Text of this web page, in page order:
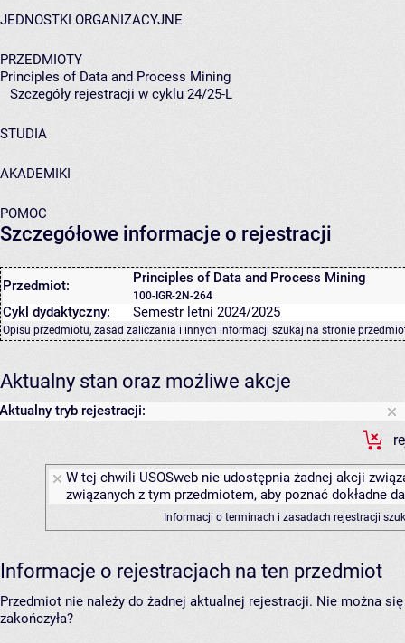
JEDNOSTKI ORGANIZACYJNE
PRZEDMIOTY
Principles of Data and Process Mining
Szczegóły rejestracji w cyklu 24/25-L
STUDIA
AKADEMIKI
POMOC
Szczegółowe informacje o rejestracji
Przedmiot: Principles of Data and Process Mining
100-IGR-2N-264
Cykl dydaktyczny: Semestr letni 2024/2025
Opisu przedmiotu, zasad zaliczania i innych informacji szukaj na stronie
Aktualny stan oraz możliwe akcje
Aktualny tryb rejestracji:
W tej chwili USOSweb nie udostępnia żadnej akcji
związanych z tym przedmiotem, aby poznać dokładne
Informacji o terminach i zasadach rejestracji
Informacje o rejestracjach na ten przedmiot
Przedmiot nie należy do żadnej aktualnej rejestracji. Nie można
zakończyła?